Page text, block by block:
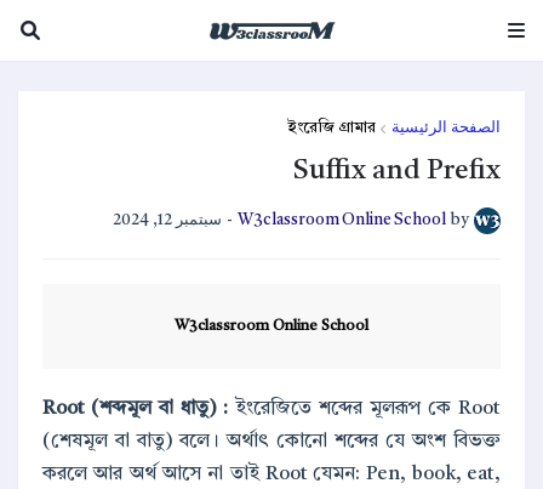
الصفحة الرئيسية ইংরেজি গ্রামার
Suffix and Prefix
by
W3classroom Online School
- سبتمبر 12, 2024
W3classroom Online School
Root (শব্দমূল বা ধাতু) : ইংরেজিতে শব্দের মূলরূপ কে Root
(শেষমূল বা বাতু) বলে। অর্থাৎ কোনো শব্দের যে অংশ বিভক্ত
করলে আর অর্থ আসে না তাই Root যেমন: Pen, book, eat,